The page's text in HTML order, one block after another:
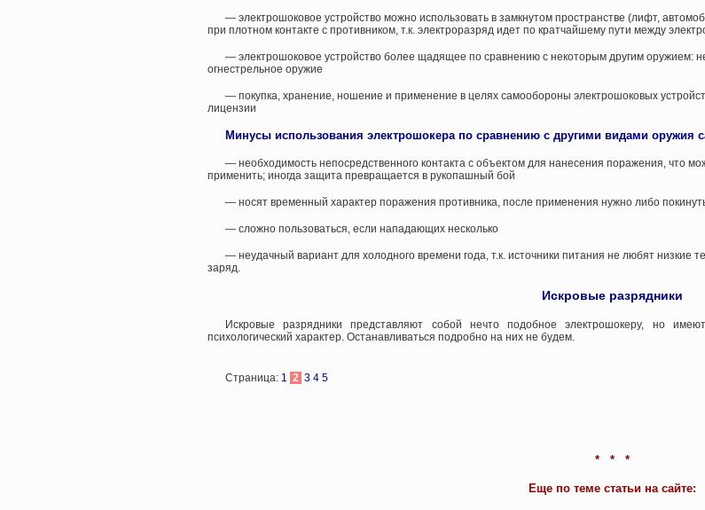
— электрошоковое устройство можно использовать в замкнутом пространстве (лифт,
при плотном контакте с противником, т.к. электроразряд идет по кратчайшему пути между
— электрошоковое устройство более щадящее по сравнению с некоторым другим оружием:
огнестрельное оружие
— покупка, хранение, ношение и применение в целях самообороны электрошоковых
лицензии
Минусы использования электрошокера по сравнению с другими видами оружия
— необходимость непосредственного контакта с объектом для нанесения поражения, что
применить; иногда защита превращается в рукопашный бой
— носят временный характер поражения противника, после применения нужно либо
— сложно пользоваться, если нападающих несколько
— неудачный вариант для холодного времени года, т.к. источники питания не любят низкие
заряд.
Искровые разрядники
Искровые разрядники представляют собой нечто подобное электрошокеру, но
психологический характер. Останавливаться подробно на них не будем.
Страница: 1 2 3 4 5
* * *
Еще по теме статьи на сайте: